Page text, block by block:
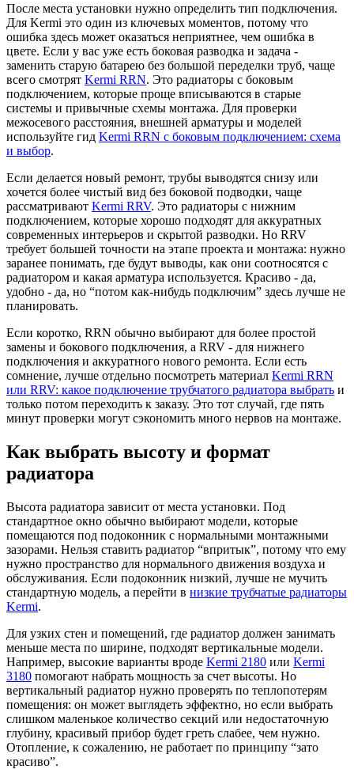
После места установки нужно определить тип подключения.
Для Kermi это один из ключевых моментов, потому что
ошибка здесь может оказаться неприятнее, чем ошибка в
цвете. Если у вас уже есть боковая разводка и задача -
заменить старую батарею без большой переделки труб, чаще
всего смотрят Kermi RRN. Это радиаторы с боковым
подключением, которые проще вписываются в старые
системы и привычные схемы монтажа. Для проверки
межосевого расстояния, внешней арматуры и моделей
используйте гид Kermi RRN с боковым подключением: схема
и выбор.
Если делается новый ремонт, трубы выводятся снизу или
хочется более чистый вид без боковой подводки, чаще
рассматривают Kermi RRV. Это радиаторы с нижним
подключением, которые хорошо подходят для аккуратных
современных интерьеров и скрытой разводки. Но RRV
требует большей точности на этапе проекта и монтажа: нужно
заранее понимать, где будут выводы, как они соотносятся с
радиатором и какая арматура используется. Красиво - да,
удобно - да, но “потом как-нибудь подключим” здесь лучше не
планировать.
Если коротко, RRN обычно выбирают для более простой
замены и бокового подключения, а RRV - для нижнего
подключения и аккуратного нового ремонта. Если есть
сомнение, лучше отдельно посмотреть материал Kermi RRN
или RRV: какое подключение трубчатого радиатора выбрать и
только потом переходить к заказу. Это тот случай, где пять
минут проверки могут сэкономить много нервов на монтаже.
Как выбрать высоту и формат
радиатора
Высота радиатора зависит от места установки. Под
стандартное окно обычно выбирают модели, которые
помещаются под подоконник с нормальными монтажными
зазорами. Нельзя ставить радиатор “впритык”, потому что ему
нужно пространство для нормального движения воздуха и
обслуживания. Если подоконник низкий, лучше не мучить
стандартную модель, а перейти в низкие трубчатые радиаторы
Kermi.
Для узких стен и помещений, где радиатор должен занимать
меньше места по ширине, подходят вертикальные модели.
Например, высокие варианты вроде Kermi 2180 или Kermi
3180 помогают набрать мощность за счет высоты. Но
вертикальный радиатор нужно проверять по теплопотерям
помещения: он может выглядеть эффектно, но если выбрать
слишком маленькое количество секций или недостаточную
глубину, красивый прибор будет греть слабее, чем нужно.
Отопление, к сожалению, не работает по принципу “зато
красиво”.